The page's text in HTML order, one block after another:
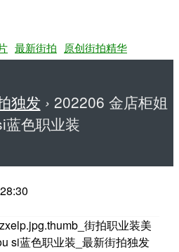
最新街拍 原创街拍精华
独发 › 202206 金店柜姐
蓝色职业装